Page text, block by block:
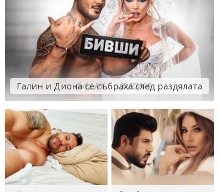
Галин и Диона се събраха след раздялата